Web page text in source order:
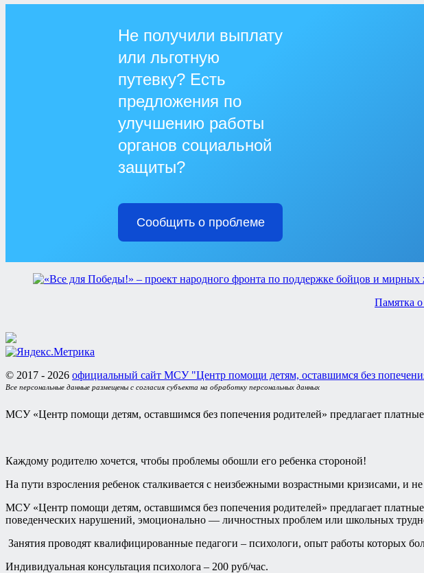
Не получили выплату
или льготную
путевку? Есть
предложения по
улучшению работы
органов социальной
защиты?
Сообщить о проблеме
Памятка о
© 2017 - 2026 официальный сайт МСУ "Центр помощи детям, оставшимся без
Все персональные данные размещены с согласия субъекта на обработку персональных данных
МСУ «Центр помощи детям, оставшимся без попечения родителей» предлагает
Каждому родителю хочется, чтобы проблемы обошли его ребенка стороной!
На пути взросления ребенок сталкивается с неизбежными возрастными кризисами, и
МСУ «Центр помощи детям, оставшимся без попечения родителей» предлагает
поведенческих нарушений, эмоционально — личностных проблем или школьных
Занятия проводят квалифицированные педагоги – психологи, опыт работы которых
Индивидуальная консультация психолога – 200 руб/час.